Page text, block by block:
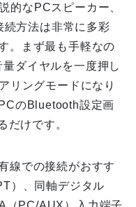
的なPCスピーカー、
方法は非常に多彩
。まず最も手軽なの
ダイヤルを一度押し
リングモードになり
のBluetooth設定画
けです。
線での接続がおすす
）、同軸デジタル